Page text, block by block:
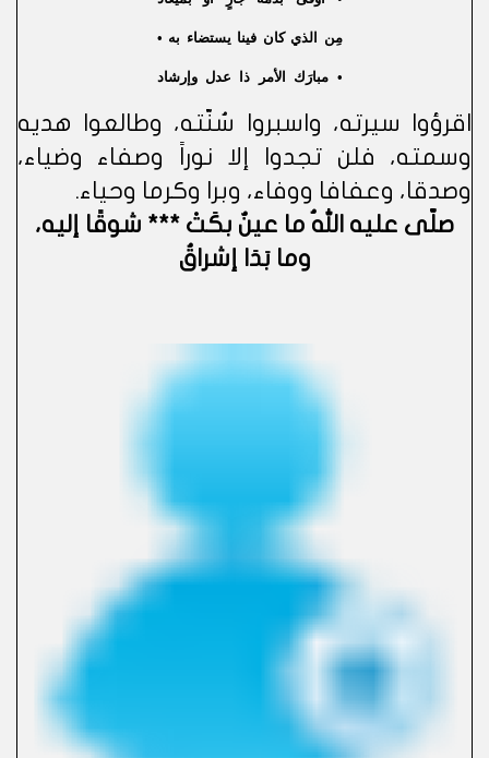
مِن الذي كان فينا يستضاء به •
• مبارَك الأمر ذا عدل وإرشاد‬
اقرؤوا سيرته، واسبروا سُنّته، وطالعوا هديه
وسمته، فلن تجدوا إلا نوراً وصفاء وضياء،
وصدقا، وعفافا ووفاء، وبرا وكرما وحياء.
صلّى عليه اللهُ ما عينٌ بكَتْ *** شوقًا إليه،
وما بَدَا إشراقُ